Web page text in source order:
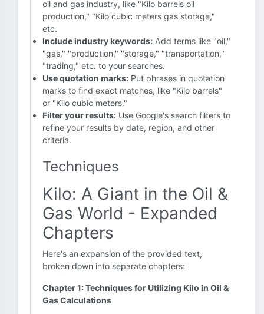
oil and gas industry, like "Kilo barrels oil
production," "Kilo cubic meters gas storage,"
etc.
Include industry keywords: Add terms like "oil,"
"gas," "production," "storage," "transportation,"
"trading," etc. to your searches.
Use quotation marks: Put phrases in quotation
marks to find exact matches, like "Kilo barrels"
or "Kilo cubic meters."
Filter your results: Use Google's search filters to
refine your results by date, region, and other
criteria.
Techniques
Kilo: A Giant in the Oil &
Gas World - Expanded
Chapters
Here's an expansion of the provided text,
broken down into separate chapters:
Chapter 1: Techniques for Utilizing Kilo in Oil &
Gas Calculations